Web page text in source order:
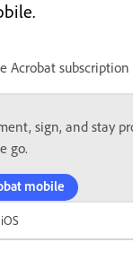
Acrobat
sign, and stay
go.
mobile
iOS